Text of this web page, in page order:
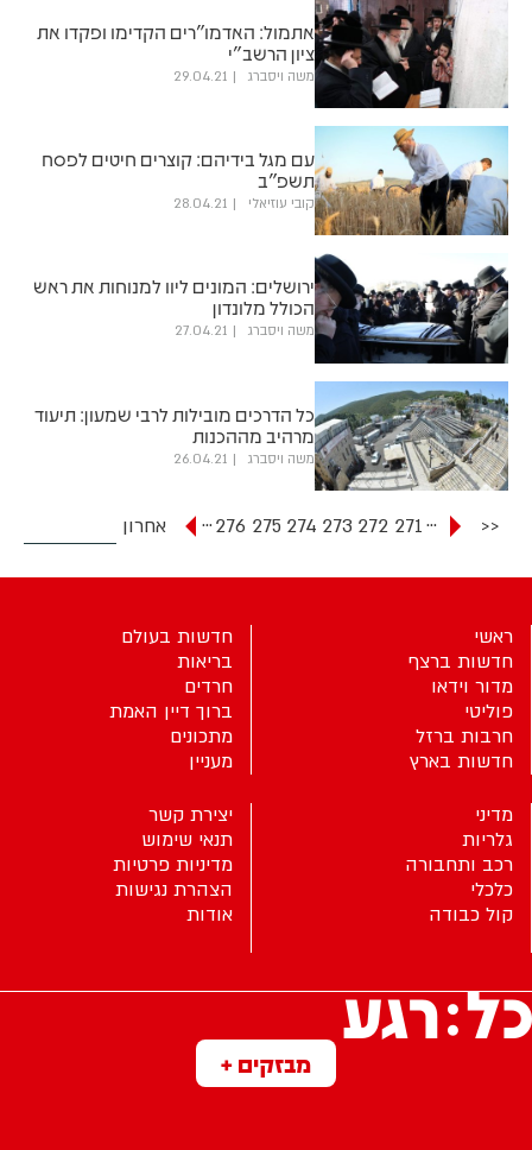
אתמול: האדמו"רים הקדימו ופקדו את
ציון הרשב"י
משה ויסברג 29.04.21
עם מגל בידיהם: קוצרים חיטים לפסח
תשפ"ב
קובי עוזיאלי 28.04.21
ירושלים: המונים ליוו למנוחות את ראש
הכולל מלונדון
משה ויסברג 27.04.21
כל הדרכים מובילות לרבי שמעון: תיעוד
מרהיב מההכנות
משה ויסברג 26.04.21
<<
...
271
272
273
274
275
276
... אחרון
מבזקים +
ראשי
חדשות ברצף
מדור וידאו
פוליטי
חרבות ברזל
חדשות בארץ
חדשות בעולם
בריאות
חרדים
ברוך דיין האמת
מתכונים
מעניין
מדיני
גלריות
רכב ותחבורה
כלכלי
קול כבודה
יצירת קשר
תנאי שימוש
מדיניות פרטיות
הצהרת נגישות
אודות